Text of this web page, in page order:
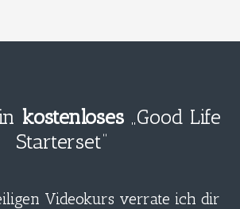
kostenloses „Good Life
Starterset“
Videokurs verrate ich dir